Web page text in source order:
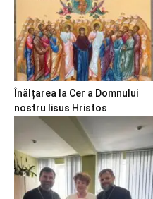
Înălțarea la Cer a Domnului
nostru Iisus Hristos